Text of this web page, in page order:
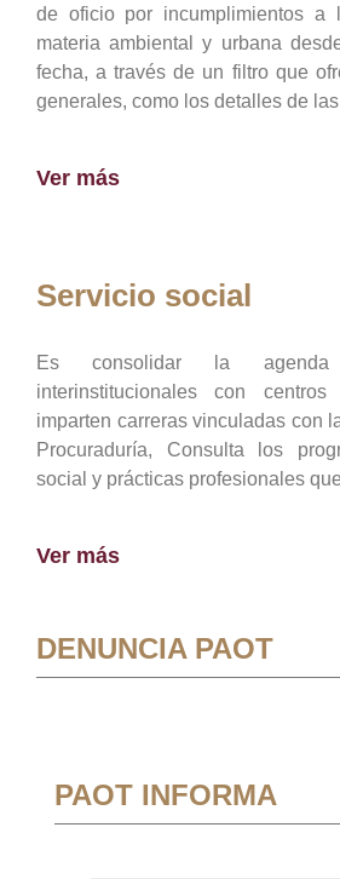
de oficio por incumplimientos a
materia ambiental y urbana
fecha, a través de un filtro que
generales, como los detalles de
Ver más
Servicio social
Es consolidar la
interinstitucionales con
imparten carreras vinculadas con
Procuraduría, Consulta los
social y prácticas profesionales
Ver más
DENUNCIA PAOT
PAOT INFORMA